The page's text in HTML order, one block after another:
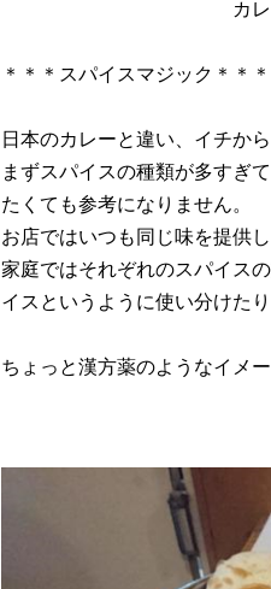
カ
＊＊＊スパイスマジック＊＊＊
日本のカレーと違い、イチか
まずスパイスの種類が多すぎ
たくても参考になりません。
お店ではいつも同じ味を提供
家庭ではそれぞれのスパイス
イスというように使い分けた
ちょっと漢方薬のようなイメ